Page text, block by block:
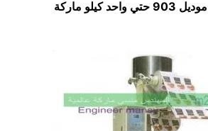
مكن تعبئة سكروارز موديل 903 حتي واحد كيلو ماركة